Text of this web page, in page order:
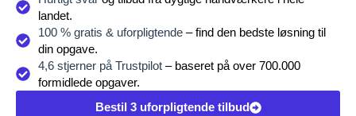
landet.
100 % gratis & uforpligtende– find den bedste løsning til
din opgave.
4,6 stjerner på Trustpilot– baseret på over 700.000
formidlede opgaver.
Bestil 3 uforpligtende tilbud